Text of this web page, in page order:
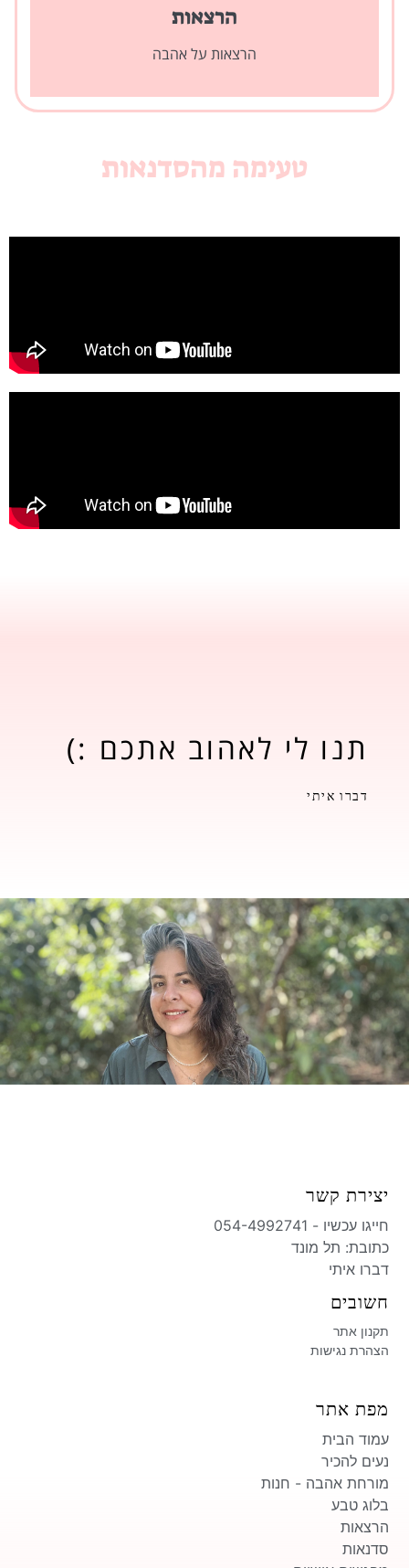
הרצאות
הרצאות על אהבה
טעימה מהסדנאות
תנו לי לאהוב אתכם :)
דברו איתי
יצירת קשר
חייגו עכשיו - 054-4992741
כתובת: תל מונד​
דברו איתי
חשובים
תקנון אתר
הצהרת נגישות
מפת אתר
עמוד הבית
נעים להכיר
מורחת אהבה - חנות
בלוג טבע
הרצאות
סדנאות